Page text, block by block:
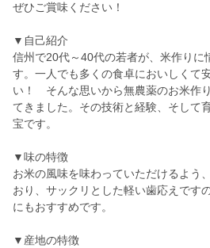
ぜひご賞味ください！
▼自己紹介
信州で20代～40代の若者が、米作りに
す。一人でも多くの食卓においしくて
い！ そんな思いから無農薬のお米作
てきました。その技術と経験、そして
宝です。
▼味の特徴
お米の風味を味わっていただけるよう
おり、サックリとした軽い歯応えです
にもおすすめです。
▼産地の特徴